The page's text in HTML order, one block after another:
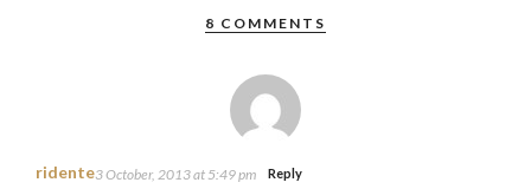
8 COMMENTS
ridente3 October, 2013 at 5:49 pm Reply